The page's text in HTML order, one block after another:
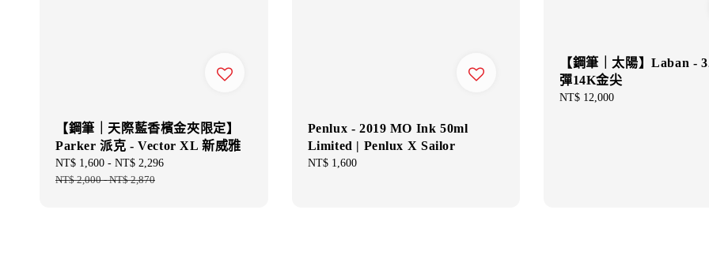
【鋼筆｜天際藍香檳金夾限定】
Parker 派克 - Vector XL 新威雅
Sale
price
NT$ 1,600 - NT$ 2,296
NT$ 2,000-NT$ 2,870
Penlux - 2019 MO Ink 50ml
Limited | Penlux X Sailor
Regular
NT$ 1,600
【鋼筆｜太陽】Laban -
彈14K金尖
Regular
NT$ 12,000